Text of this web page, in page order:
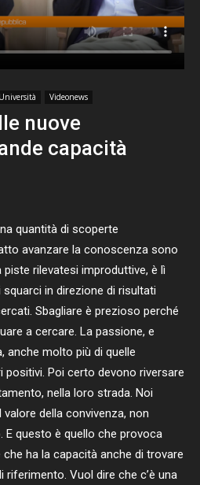
Università Videonews
nuove
capacità
quantità di scoperte
avanzare la conoscenza sono
rilevatesi improduttive, è lì
in direzione di risultati
Sbagliare è prezioso perché
a cercare. La passione, e
anche molto più di quelle
positivi. Poi certo devono riversare
nella loro strada. Noi
della convivenza, non
questo è quello che provoca
che ha la capacità anche di trovare
Vuol dire che c’è una